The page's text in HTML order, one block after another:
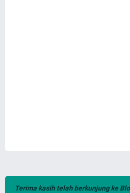
Terima kasih telah berkunjung ke